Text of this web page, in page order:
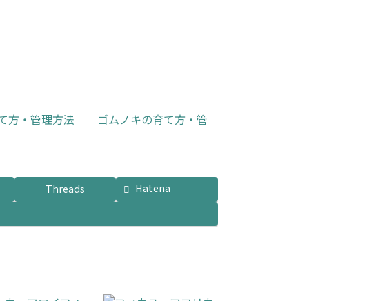
方・管理方法
ゴムノキの育て方・管
Threads Hatena